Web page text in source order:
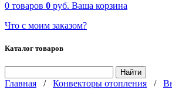
0 товаров 0 руб. Ваша корзина
Что с моим заказом?
Каталог товаров
Главная / Конвекторы отопления /